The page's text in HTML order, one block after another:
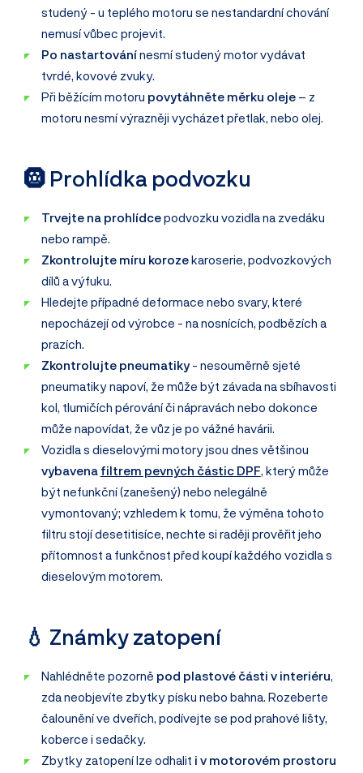
studený - u teplého motoru se nestandardní chování
nemusí vůbec projevit.
Po nastartovánínesmí studený motor vydávat
tvrdé, kovové zvuky.
Při běžícím motoru povytáhněte měrku oleje– z
motoru nesmí výrazněji vycházet přetlak, nebo olej.
🛞 Prohlídka podvozku
Trvejte na prohlídcepodvozku vozidla na zvedáku
nebo rampě.
Zkontrolujte míru korozekaroserie, podvozkových
dílů a výfuku.
Hledejte případné deformace nebo svary, které
nepocházejí od výrobce - na nosnících, podbězích a
prazích.
Zkontrolujte pneumatiky- nesouměrně sjeté
pneumatiky napoví, že může být závada na sbíhavosti
kol, tlumičích pérování či nápravách nebo dokonce
může napovídat, že vůz je po vážné havárii.
Vozidla s dieselovými motory jsou dnes většinou
vybavena filtrem pevných částic DPF, který může
být nefunkční (zanešený) nebo nelegálně
vymontovaný; vzhledem k tomu, že výměna tohoto
filtru stojí desetitisíce, nechte si raději prověřit jeho
přítomnost a funkčnost před koupí každého vozidla s
dieselovým motorem.
💧 Známky zatopení
Nahlédněte pozorně pod plastové části v interiéru,
zda neobjevíte zbytky písku nebo bahna. Rozeberte
čalounění ve dveřích, podívejte se pod prahové lišty,
koberce i sedačky.
Zbytky zatopení lze odhalit i v motorovém prostoru